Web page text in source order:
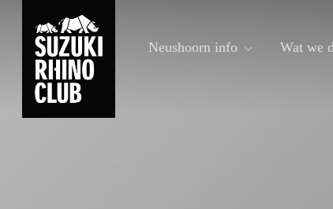
content
Neushoorn info Wat we